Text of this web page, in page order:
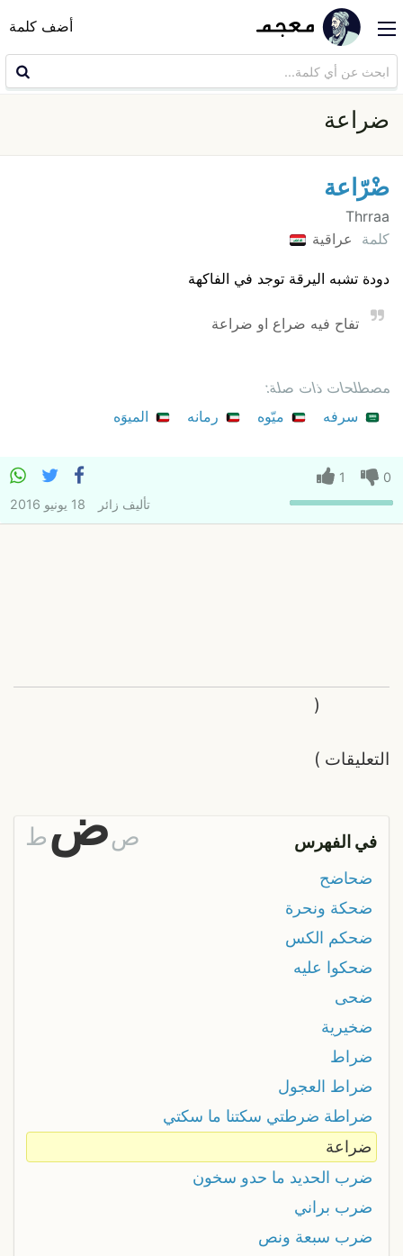
أضف كلمة
ضراعة
ضْرّاعة
Thrraa
كلمة
عراقية
دودة تشبه اليرقة توجد في الفاكهة
تفاح فيه ضراع او ضراعة
مصطلحات ذات صلة:
سرفه
ميّوه رمانه الميوَه
0
1
تأليف زائر 18 يونيو 2016
التعليقات
(
)
في الفهرس صضط
ضحاضح
ضحكة ونحرة
ضحكم الكس
ضحكوا عليه
ضحى
ضخيرية
ضراط
ضراط العجول
ضراطة ضرطتي سكتنا ما سكتي
ضراعة
ضرب الحديد ما حدو سخون
ضرب براني
ضرب سبعة ونص